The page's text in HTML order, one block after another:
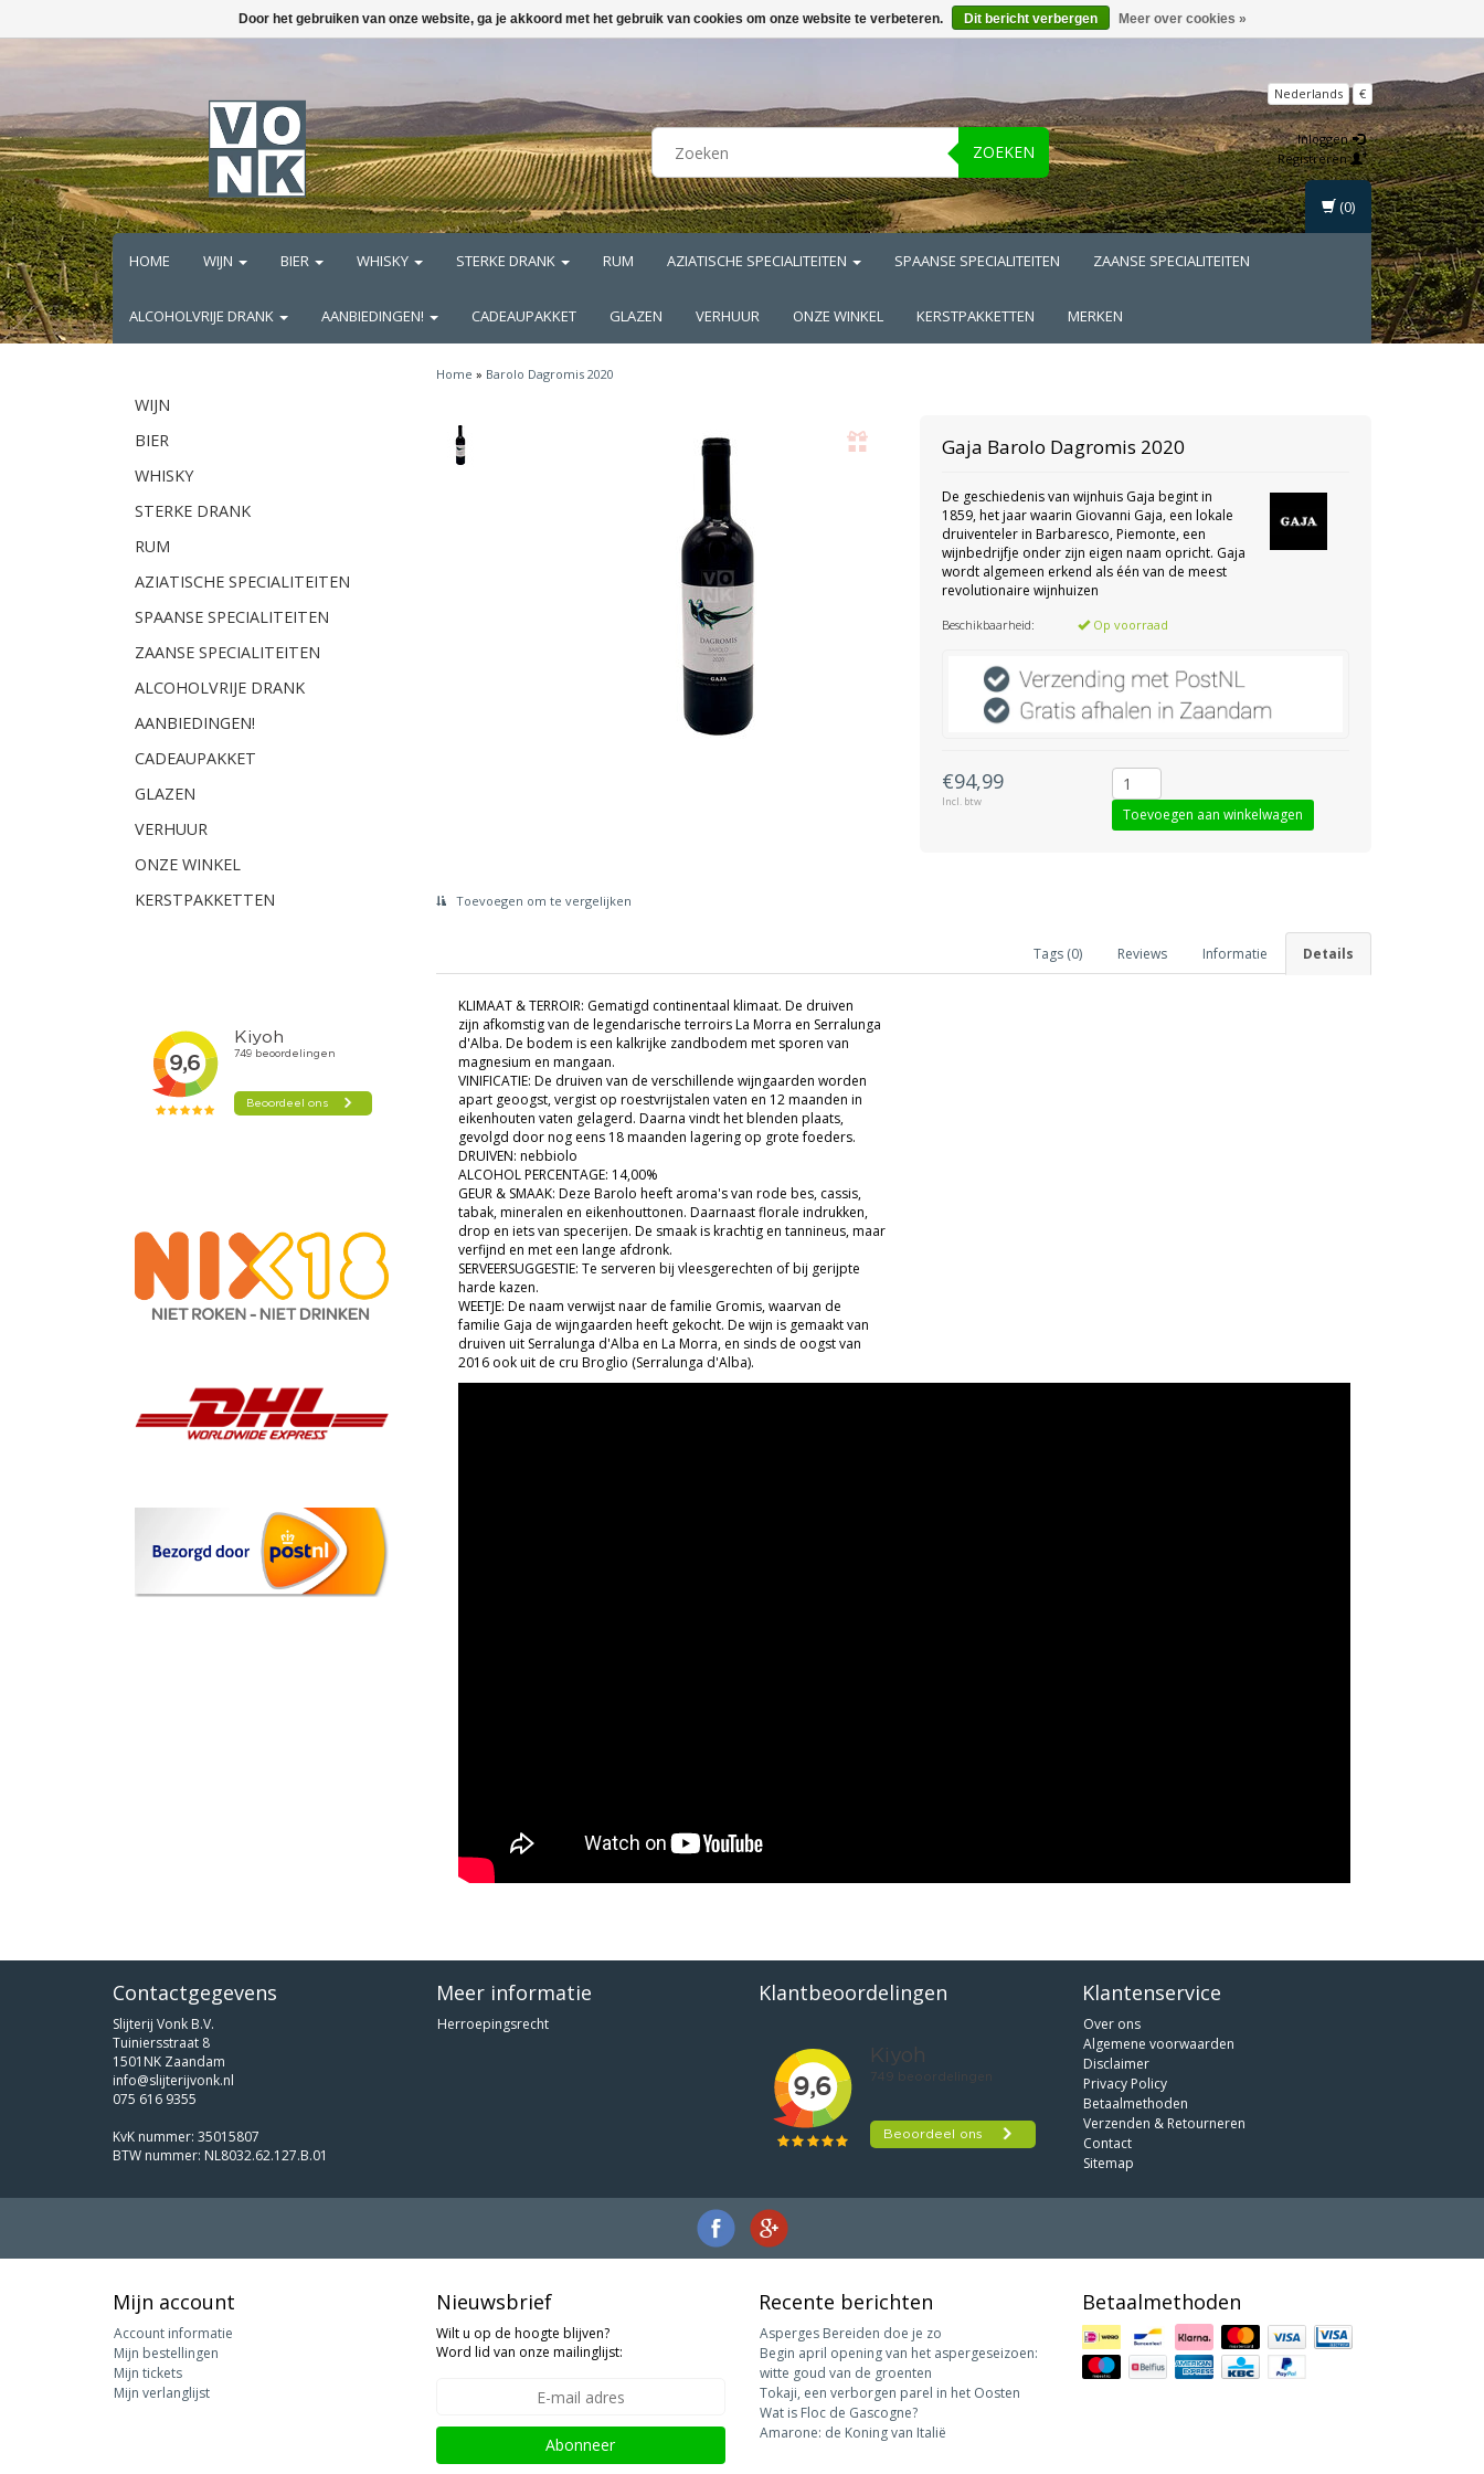
ZOEKEN
Nederlands €
Inloggen
Registreren
HOME WIJN BIER WHISKY STERKE DRANK RUM AZIATISCHE SPECIALITEITEN SPAANSE SPECIALITEITEN ZAANSE SPECIALITEITEN
ALCOHOLVRIJE DRANK AANBIEDINGEN! CADEAUPAKKET GLAZEN VERHUUR ONZE WINKEL KERSTPAKKETTEN MERKEN
(0)
WIJN
BIER
WHISKY
STERKE DRANK
RUM
AZIATISCHE SPECIALITEITEN
SPAANSE SPECIALITEITEN
ZAANSE SPECIALITEITEN
ALCOHOLVRIJE DRANK
AANBIEDINGEN!
CADEAUPAKKET
GLAZEN
VERHUUR
ONZE WINKEL
KERSTPAKKETTEN
Home » Barolo Dagromis 2020
Gaja Barolo Dagromis 2020
De geschiedenis van wijnhuis Gaja begint in
1859, het jaar waarin Giovanni Gaja, een lokale
druiventeler in Barbaresco, Piemonte, een
wijnbedrijfje onder zijn eigen naam opricht. Gaja
wordt algemeen erkend als één van de meest
revolutionaire wijnhuizen
Beschikbaarheid: Op voorraad
€94,99
Incl. btw
Toevoegen om te vergelijken
Details
Informatie
Reviews
Tags (0)
KLIMAAT & TERROIR: Gematigd continentaal klimaat. De druiven
zijn afkomstig van de legendarische terroirs La Morra en Serralunga
d'Alba. De bodem is een kalkrijke zandbodem met sporen van
magnesium en mangaan.
VINIFICATIE: De druiven van de verschillende wijngaarden worden
apart geoogst, vergist op roestvrijstalen vaten en 12 maanden in
eikenhouten vaten gelagerd. Daarna vindt het blenden plaats,
gevolgd door nog eens 18 maanden lagering op grote foeders.
DRUIVEN: nebbiolo
ALCOHOL PERCENTAGE: 14,00%
GEUR & SMAAK: Deze Barolo heeft aroma's van rode bes, cassis,
tabak, mineralen en eikenhouttonen. Daarnaast florale indrukken,
drop en iets van specerijen. De smaak is krachtig en tannineus, maar
verfijnd en met een lange afdronk.
SERVEERSUGGESTIE: Te serveren bij vleesgerechten of bij gerijpte
harde kazen.
WEETJE: De naam verwijst naar de familie Gromis, waarvan de
familie Gaja de wijngaarden heeft gekocht. De wijn is gemaakt van
druiven uit Serralunga d'Alba en La Morra, en sinds de oogst van
2016 ook uit de cru Broglio (Serralunga d'Alba).
Contactgegevens
Slijterij Vonk B.V.
Tuiniersstraat 8
1501NK Zaandam
info@slijterijvonk.nl
075 616 9355
KvK nummer: 35015807
BTW nummer: NL8032.62.127.B.01
Meer informatie
Herroepingsrecht
Klantbeoordelingen Klantenservice
Over ons
Algemene voorwaarden
Disclaimer
Privacy Policy
Betaalmethoden
Verzenden & Retourneren
Contact
Sitemap
Mijn account
Account informatie
Mijn bestellingen
Mijn tickets
Mijn verlanglijst
Nieuwsbrief
Wilt u op de hoogte blijven?
Word lid van onze mailinglijst:
Abonneer
Recente berichten
Asperges Bereiden doe je zo
Begin april opening van het aspergeseizoen:
witte goud van de groenten
Tokaji, een verborgen parel in het Oosten
Wat is Floc de Gascogne?
Amarone: de Koning van Italië
Betaalmethoden
Door het gebruiken van onze website, ga je akkoord met het gebruik van cookies om onze website te verbeteren. Dit bericht verbergen Meer over cookies »